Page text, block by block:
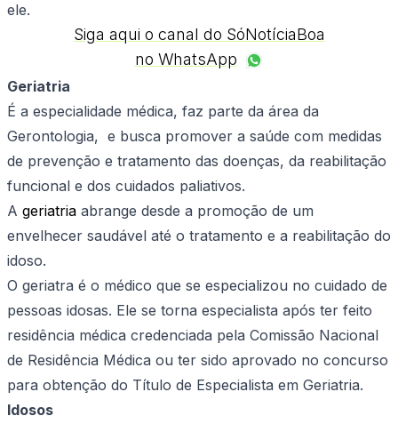
ele.
Siga aqui o canal do SóNotíciaBoa
no WhatsApp
Geriatria
É a especialidade médica, faz parte da área da
Gerontologia, e busca promover a saúde com medidas
de prevenção e tratamento das doenças, da reabilitação
funcional e dos cuidados paliativos.
A geriatria abrange desde a promoção de um
envelhecer saudável até o tratamento e a reabilitação do
idoso.
O geriatra é o médico que se especializou no cuidado de
pessoas idosas. Ele se torna especialista após ter feito
residência médica credenciada pela Comissão Nacional
de Residência Médica ou ter sido aprovado no concurso
para obtenção do Título de Especialista em Geriatria.
Idosos